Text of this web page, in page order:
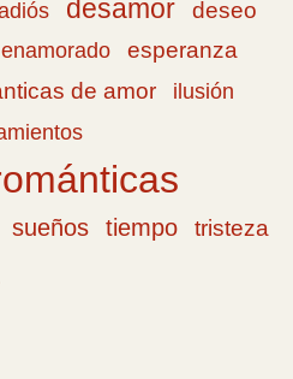
desamor deseo
enamorado esperanza
de amor
ilusión
sueños tiempo
tristeza